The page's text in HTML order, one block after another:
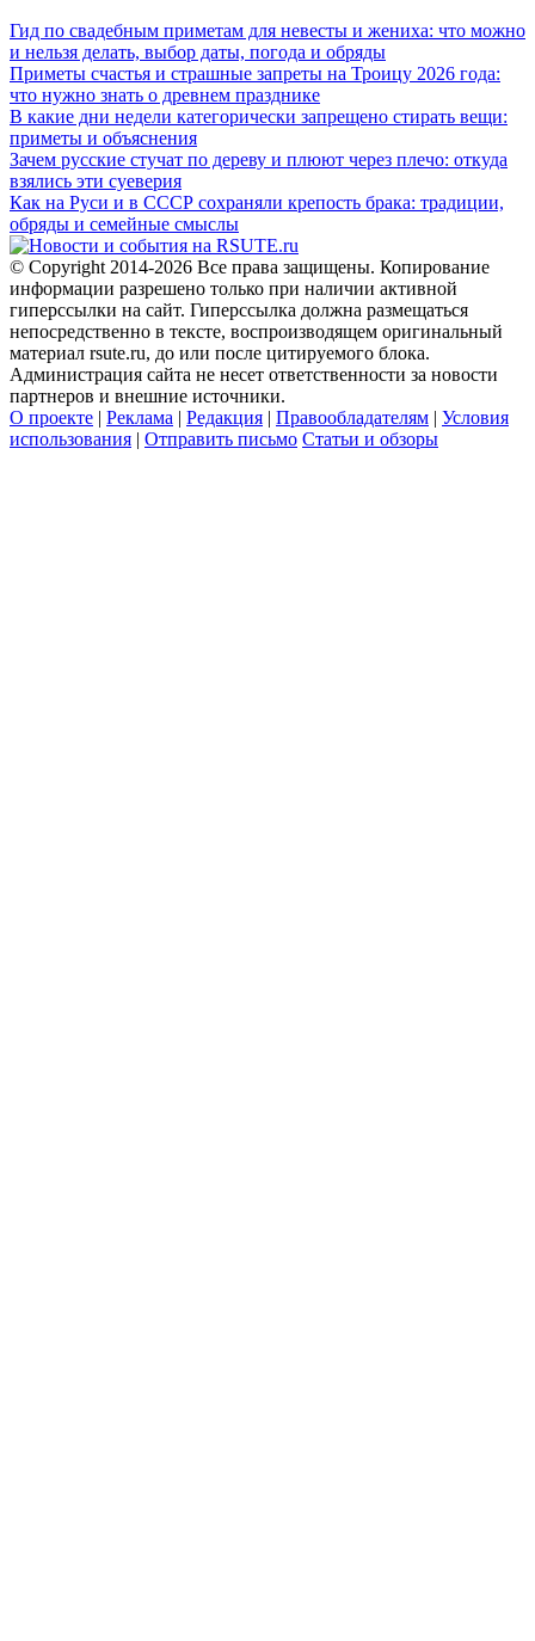
Гид по свадебным приметам для невесты и жениха: что можно
и нельзя делать, выбор даты, погода и обряды
Приметы счастья и страшные запреты на Троицу 2026 года:
что нужно знать о древнем празднике
В какие дни недели категорически запрещено стирать вещи:
приметы и объяснения
Зачем русские стучат по дереву и плюют через плечо: откуда
взялись эти суеверия
Как на Руси и в СССР сохраняли крепость брака: традиции,
обряды и семейные смыслы
© Copyright 2014-2026 Все права защищены. Копирование
информации разрешено только при наличии активной
гиперссылки на сайт. Гиперссылка должна размещаться
непосредственно в тексте, воспроизводящем оригинальный
материал rsute.ru, до или после цитируемого блока.
Администрация сайта не несет ответственности за новости
партнеров и внешние источники.
О проекте | Реклама | Редакция | Правообладателям | Условия
использования | Отправить письмо Статьи и обзоры